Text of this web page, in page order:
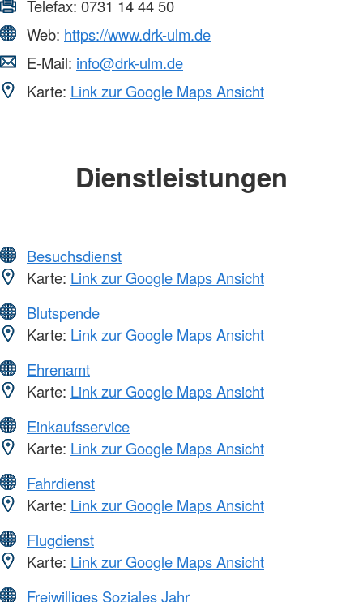
Telefax: 0731 14 44 50
Web: https://www.drk-ulm.de
E-Mail: info@drk-ulm.de
Karte: Link zur Google Maps Ansicht
Dienstleistungen
Besuchsdienst
Karte: Link zur Google Maps Ansicht
Blutspende
Karte: Link zur Google Maps Ansicht
Ehrenamt
Karte: Link zur Google Maps Ansicht
Einkaufsservice
Karte: Link zur Google Maps Ansicht
Fahrdienst
Karte: Link zur Google Maps Ansicht
Flugdienst
Karte: Link zur Google Maps Ansicht
Freiwilliges Soziales Jahr